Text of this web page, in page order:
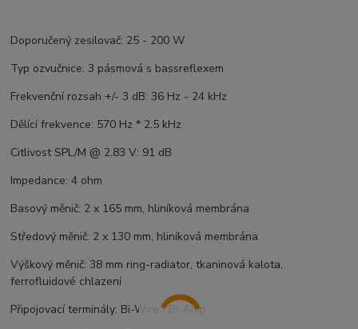
Doporučený zesilovač: 25 - 200 W
Typ ozvučnice: 3 pásmová s bassreflexem
Frekvenční rozsah +/- 3 dB: 36 Hz - 24 kHz
Dělící frekvence: 570 Hz * 2.5 kHz
Citlivost SPL/M @ 2.83 V: 91 dB
Impedance: 4 ohm
Basový měnič: 2 x 165 mm, hliníková membrána
Středový měnič: 2 x 130 mm, hliníková membrána
Výškový měnič: 38 mm ring-radiator, tkaninová kalota,
ferrofluidové chlazení
Připojovací terminály: Bi-Wire / Bi-Amp